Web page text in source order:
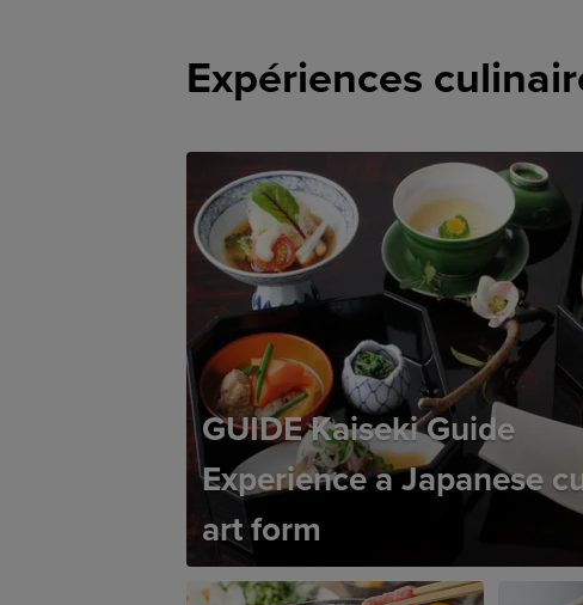
Expériences
GUIDE Kaiseki Guide
Experience a Japanese
art form